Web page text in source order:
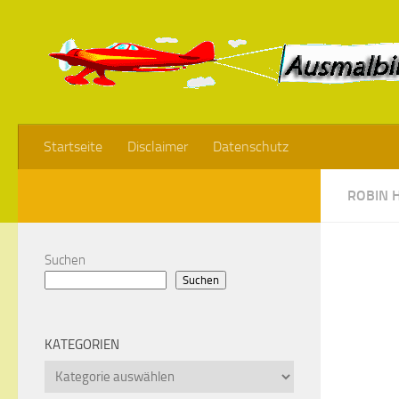
Startseite Disclaimer Datenschutz
ROBIN
Suchen
Suchen
KATEGORIEN
Kategorien